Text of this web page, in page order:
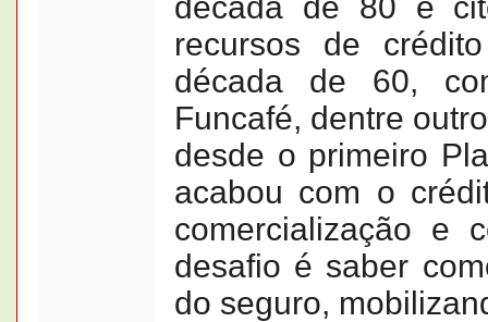
recursos de
década de 60,
Funcafé, dentre
desde o primeiro
acabou com o
comercialização e
desafio é saber
do seguro,